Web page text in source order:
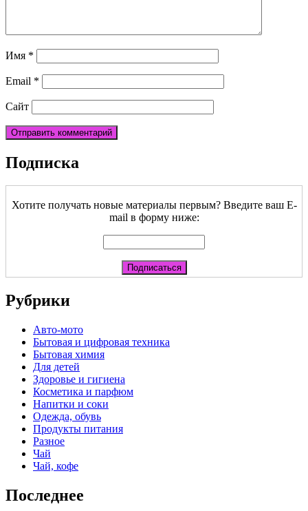
Имя *
Email *
Сайт
Подписка
Хотите получать новые материалы первым? Введите ваш E-
mail в форму ниже:
Рубрики
Авто-мото
Бытовая и цифровая техника
Бытовая химия
Для детей
Здоровье и гигиена
Косметика и парфюм
Напитки и соки
Одежда, обувь
Продукты питания
Разное
Чай
Чай, кофе
Последнее